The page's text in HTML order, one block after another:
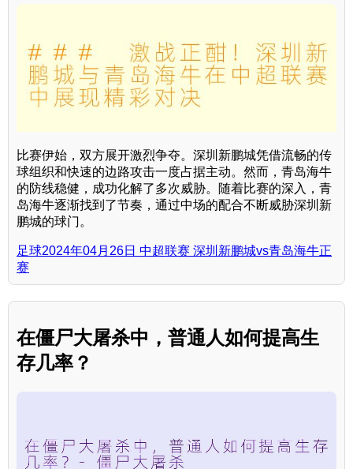
比赛伊始，双方展开激烈争夺。深圳新鹏城凭借流畅的传
球组织和快速的边路攻击一度占据主动。然而，青岛海牛
的防线稳健，成功化解了多次威胁。随着比赛的深入，青
岛海牛逐渐找到了节奏，通过中场的配合不断威胁深圳新
鹏城的球门。
足球2024年04月26日 中超联赛 深圳新鹏城vs青岛海牛正
赛
在僵尸大屠杀中，普通人如何提高生
存几率？